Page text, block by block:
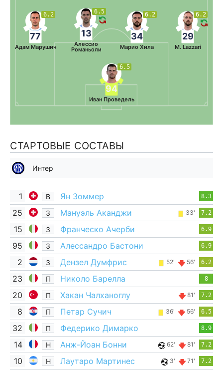
6.5
94
Иван Проведель
6.2
77
Адам Марушич
6.5
13
Алессио
Романьоли
6.2
34
Марио Хила
6.2
29
M. Lazzari
СТАРТОВЫЕ СОСТАВЫ
Интер
1 В Ян Зоммер 8.3
25 З Мануэль Аканджи 33' 7.2
15 З Франческо Ачерби 6.9
95 З Алессандро Бастони 6.9
2 З Дензел Думфрис 52' 56' 6.2
23 П Николо Барелла 8
20 П Хакан Чалханоглу 81' 7.2
8 П Петар Сучич 36' 56' 6.5
32 П Федерико Димарко 8.9
14 Н Анж-Йоан Бонни 62' 81' 7.2
10 Н Лаутаро Мартинес 3' 71' 7.2